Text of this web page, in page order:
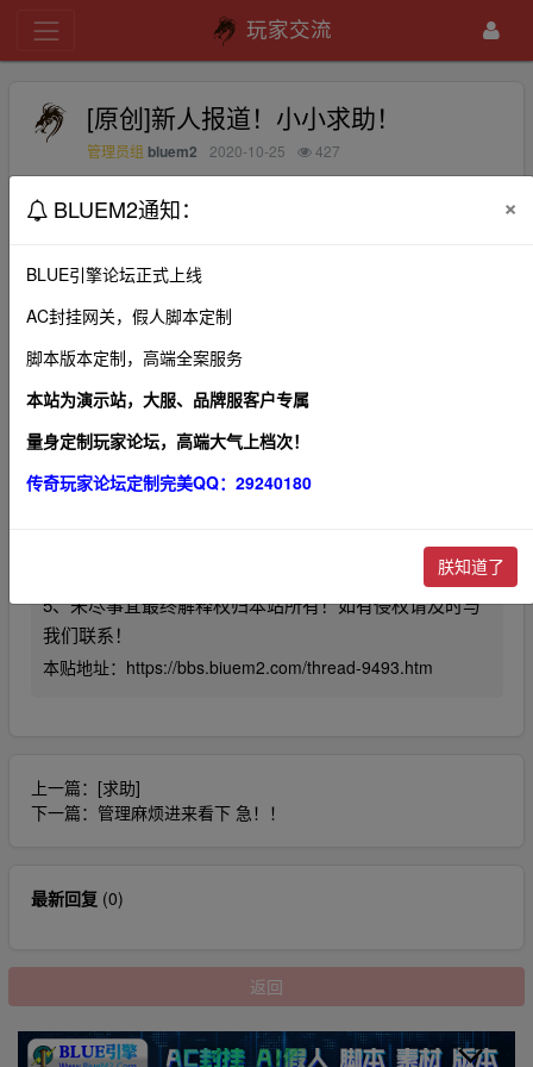
玩家交流
[原创]新人报道！小小求助！
管理员组 bluem2 2020-10-25 427
小弟新来无忧！各位大大能给推荐个服务器吗？有人气
1、本帖图片及内容纯属发布用户个人意见，本网站无
关！
及相关法律法规删除本帖！
3、本站所有内容均来源于第三方网站，我们不对作品观
4、利用本站内容商业化，违反国家法律法规，或造成第
5、未尽事宜最终解释权归本站所有！如有侵权请及时与
我们联系！
本贴地址： https://bbs.biuem2.com/thread-9493.htm
上一篇： [求助]
下一篇： 管理麻烦进来看下 急！！
最新回复 (0)
返回
BLUEM2通知： ×
BLUE引擎论坛正式上线
AC封挂网关，假人脚本定制
脚本版本定制，高端全案服务
本站为演示站，大服、品牌服客户专属
量身定制玩家论坛，高端大气上档次！
传奇玩家论坛定制完美QQ：29240180
朕知道了